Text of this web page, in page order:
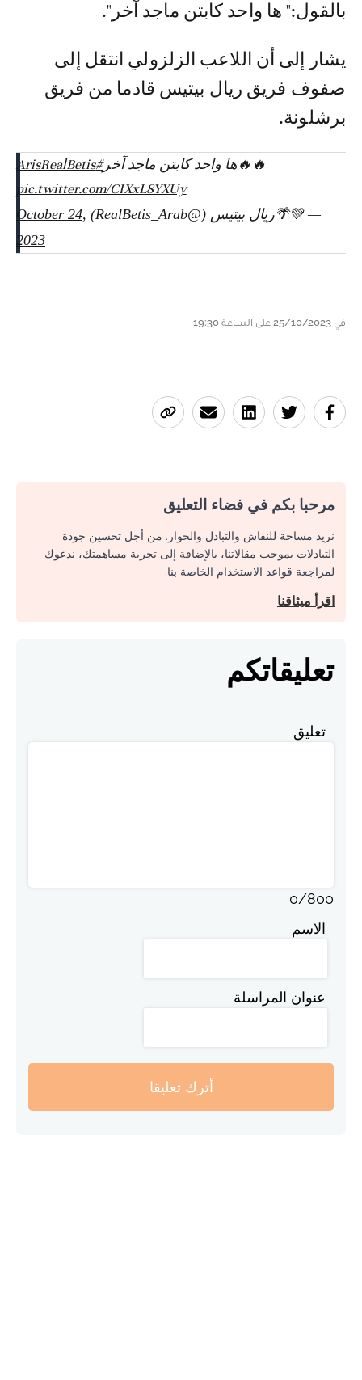
بالقول:" ها واحد كابتن ماجد آخر".
يشار إلى أن اللاعب الزلزولي انتقل إلى
صفوف فريق ريال بيتيس قادما من فريق
برشلونة.
🔥🔥ها واحد كابتن ماجد آخر#ArisRealBetis
pic.twitter.com/CIXxL8YXUy
— 💚🌴ريال بيتيس (@RealBetis_Arab)
October 24,
2023
في 25/10/2023 على الساعة 19:30
مرحبا بكم في فضاء التعليق
نريد مساحة للنقاش والتبادل والحوار. من أجل تحسين جودة
التبادلات بموجب مقالاتنا، بالإضافة إلى تجربة مساهمتك، ندعوك
لمراجعة قواعد الاستخدام الخاصة بنا.
اقرأ ميثاقنا
تعليقاتكم
تعليق
0/800
الاسم
عنوان المراسلة
أترك تعليقا